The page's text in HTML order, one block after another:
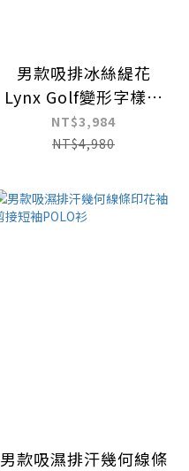
男款吸排冰絲緹花
Lynx Golf變形字樣長
袖POLO衫
NT$3,984
NT$4,980
男款吸濕排汗幾何線條